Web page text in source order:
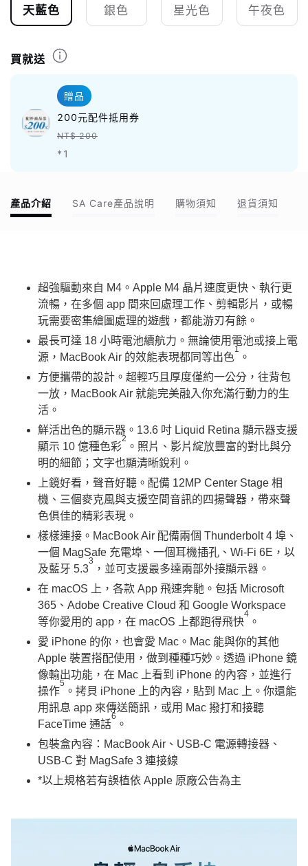
天藍色 銀色 星光色 午夜色
買就送
贈品
200元配件抵用券
NT$ 200
*1
產品介紹 SA Care產品說明 購物須知 退貨須知
超強驅動來自 M4。Apple M4 晶片速度更快、執行更
流暢，在多個 app 間來回處理工作、剪輯影片，或暢
玩需要密集繪圖處理的遊戲，都能游刃有餘。
最長可達 18 小時電池續航力。無論使用電池或接上電
源，MacBook Air 的效能表現都同等出色
1
。
方便攜帶的設計。超輕巧且厚度僅約一公分，往背包
一放，MacBook Air 就能完美融入你充滿行動力的生
活。
鮮活出色的顯示器。13.6 吋 Liquid Retina 顯示器支援
顯示 10 億種色彩
2
。照片、影片綻放豐富的對比與分
明的細節；文字也顯清晰銳利。
上鏡好看，聲音好聽。配備 12MP Center Stage 相
機、三個麥克風與支援空間音訊的四揚聲器，帶來聲
色俱佳的精彩表現。
樣樣連接。MacBook Air 配備兩個 Thunderbolt 4 埠、
一個 MagSafe 充電埠、一個耳機插孔、Wi-Fi 6E，以
及藍牙 5.3
3
，並可支援最多達兩部外接顯示器。
在 macOS 上，各款 App 飛速奔馳。 包括 Microsoft
365、Adobe Creative Cloud 和 Google Workspace
等你愛用的 app，在 macOS 上都跑得飛快
4
。
愛 iPhone 的你，也會愛 Mac 。Mac 能與你的其他
Apple 裝置搭配使用，做到種種巧妙。透過 iPhone 鏡
像輸出功能，在 Mac 上看到 iPhone 的內容，並進行
操作
5
。拷貝 iPhone 上的內容，貼到 Mac 上。你還能
用訊息 app 來傳送簡訊，或用 Mac 撥打和接聽
FaceTime 通話
6
。
包裝盒內容：MacBook Air、USB-C 電源轉接器、
USB-C 對 MagSafe 3 連接線​
*以上規格若有誤植依 Apple 原廠公告為主